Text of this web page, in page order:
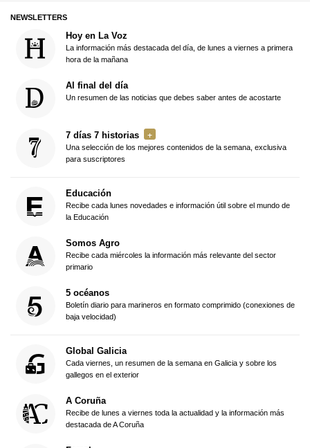
NEWSLETTERS
Hoy en La Voz
La información más destacada del día, de lunes a viernes a primera
hora de la mañana
Al final del día
Un resumen de las noticias que debes saber antes de acostarte
7 días 7 historias
Una selección de los mejores contenidos de la semana, exclusiva
para suscriptores
Educación
Recibe cada lunes novedades e información útil sobre el mundo de
la Educación
Somos Agro
Recibe cada miércoles la información más relevante del sector
primario
5 océanos
Boletín diario para marineros en formato comprimido (conexiones de
baja velocidad)
Global Galicia
Cada viernes, un resumen de la semana en Galicia y sobre los
gallegos en el exterior
A Coruña
Recibe de lunes a viernes toda la actualidad y la información más
destacada de A Coruña